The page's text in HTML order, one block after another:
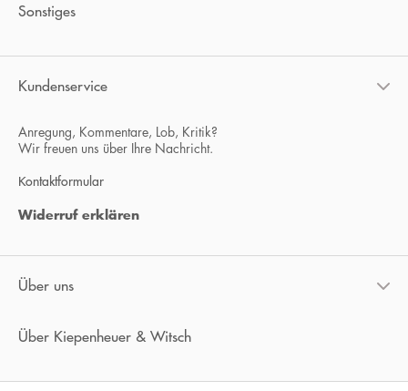
Sonstiges
Kundenservice
Anregung, Kommentare, Lob, Kritik?
Wir freuen uns über Ihre Nachricht.
Kontaktformular
Widerruf erklären
Über uns
Über Kiepenheuer & Witsch